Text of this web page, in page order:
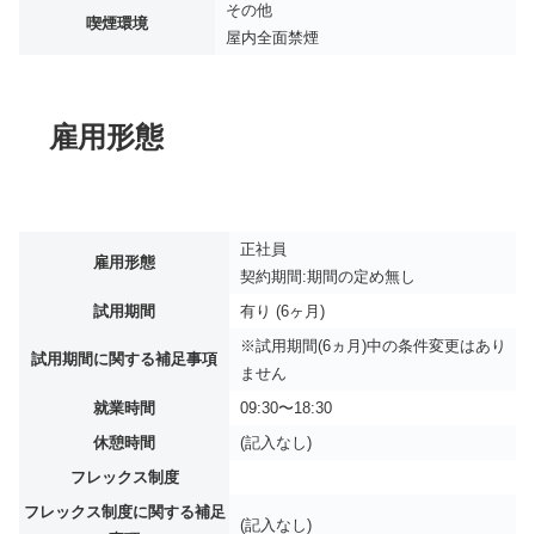
喫煙環境
その他
屋内全面禁煙
雇用形態
雇用形態
正社員
契約期間:期間の定め無し
試用期間
有り (6ヶ月)
試用期間に関する補足事項
※試用期間(6ヵ月)中の条件変更はあり
ません
就業時間
09:30〜18:30
休憩時間
(記入なし)
フレックス制度
フレックス制度に関する補足
(記入なし)